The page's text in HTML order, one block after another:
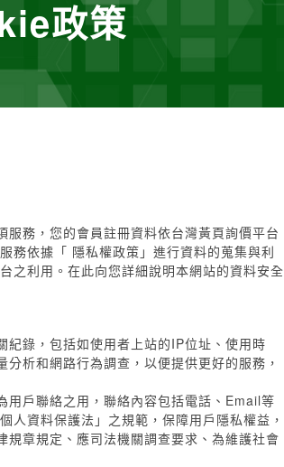
政策
務，您的會員註冊資料依台灣黃頁詢價平台
務依據「 隱私權政策」進行資料的蒐集與利
之利用。在此向您詳細說明本網站的資料安全
錄，包括如使用者上站的IP位址、使用時
析和網路行為調查，以便提供更好的服務，
用戶聯絡之用，聯絡內容包括電話、Email等
人資料保護法」之規範，保障用戶隱私權益，
章規定、應司法機關調查要求、為維護社會